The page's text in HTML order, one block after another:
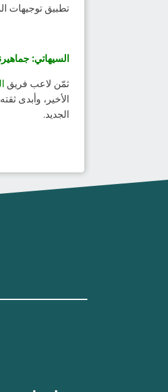
تطبيق توجيهات
السيهاتي:
ثمّن لاعب فريق
الأخير، وأبدى
الجديد.